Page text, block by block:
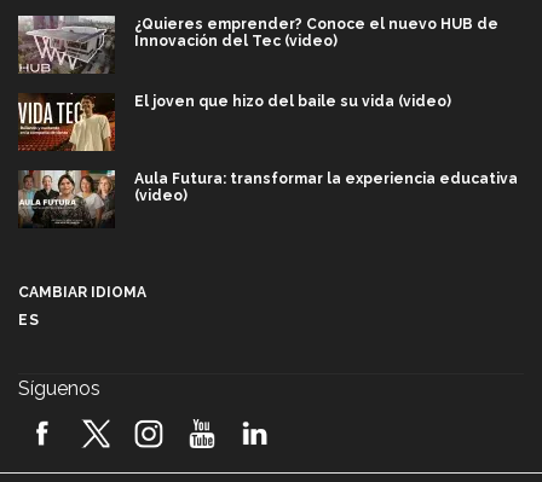
¿Quieres emprender? Conoce el nuevo HUB de
Innovación del Tec (video)
El joven que hizo del baile su vida (video)
Aula Futura: transformar la experiencia educativa
(video)
2026! (video)
CAMBIAR IDIOMA
ES
Síguenos